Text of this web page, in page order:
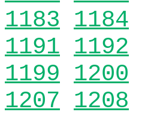
1183 1184
1191 1192
1199 1200
1207 1208